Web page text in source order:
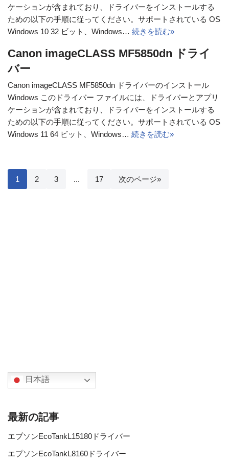
ケーションが含まれており、ドライバーをインストールする
ための以下の手順に従ってください。サポートされている OS
Windows 10 32 ビット、Windows… 続きを読む»
Canon imageCLASS MF5850dn ドライ
バー
Canon imageCLASS MF5850dn ドライバーのインストール
Windows このドライバー ファイルには、ドライバーとアプリ
ケーションが含まれており、ドライバーをインストールする
ための以下の手順に従ってください。サポートされている OS
Windows 11 64 ビット、Windows… 続きを読む»
1 2 3 ... 17 次のページ»
日本語
最新の記事
エプソンEcoTankL15180ドライバー
エプソンEcoTankL8160ドライバー